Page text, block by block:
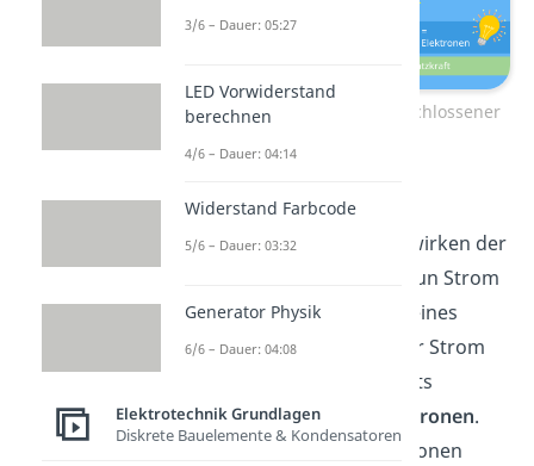
Leiterschaukelversuch – geschlossener
An dieser Stellesind die
Voraussetzungen für ein wirken der
Lorentzkraft erfüllt, weil nun Strom
in einem Leiter innerhalb eines
Magnetfeldes fließt. Dieser Strom
ist genau genommen nichts
anderes alsbewegte Elektronen.
Auf diese bewegten Elektronen
3/6 – Dauer: 05:27
LED Vorwiderstand
berechnen
4/6 – Dauer: 04:14
Widerstand Farbcode
5/6 – Dauer: 03:32
Generator Physik
6/6 – Dauer: 04:08
Elektrotechnik Grundlagen
Diskrete Bauelemente & Kondensatoren